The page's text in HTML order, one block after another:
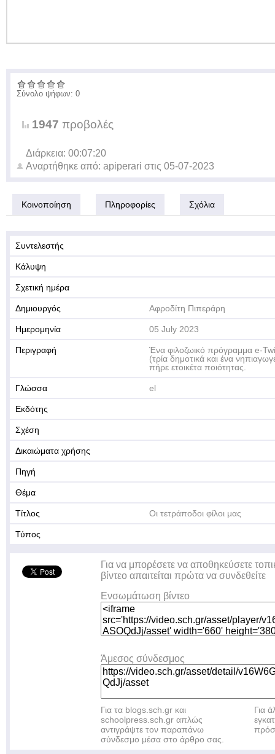
Σύνολο ψήφων: 0
1947 προβολές
Διάρκεια: 00:07:20
Αναρτήθηκε από: apiperari στις 05-07-2023
Κοινοποίηση Πληροφορίες Σχόλια
Συντελεστής
Κάλυψη
Σχετική ημέρα
Δημιουργός Αφροδίτη Πιπεράρη
Ημερομηνία 05 July 2023
Περιγραφή
Ένα φιλοζωικό πρόγραμμα e-
(τρία δημοτικά και ένα
πήρε ετοικέτα ποιότητας.
Γλώσσα el
Εκδότης
Σχέση
Δικαιώματα χρήσης
Πηγή
Θέμα
Τίτλος Οι τετράποδοι φίλοι μας
Τύπος
Για να μπορέσετε να αποθηκεύσετε
βίντεο απαιτείται πρώτα να συνδεθείτε
Ενσωμάτωση βίντεο
Άμεσος σύνδεσμος
Για τα blogs.sch.gr και
schoolpress.sch.gr απλώς
αντιγράψτε τον παραπάνω
σύνδεσμο μέσα στο άρθρο σας.
Για